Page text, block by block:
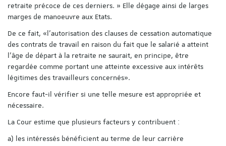
retraite précoce de ces derniers. » Elle dégage ainsi de larges
marges de manoeuvre aux Etats.
De ce fait, «l’autorisation des clauses de cessation automatique
des contrats de travail en raison du fait que le salarié a atteint
l’âge de départ à la retraite ne saurait, en principe, être
regardée comme portant une atteinte excessive aux intérêts
légitimes des travailleurs concernés».
Encore faut-il vérifier si une telle mesure est appropriée et
nécessaire.
La Cour estime que plusieurs facteurs y contribuent :
a) les intéressés bénéficient au terme de leur carrière